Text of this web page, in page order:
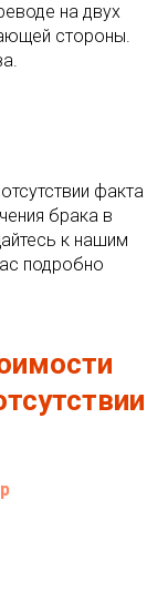
на двух
стороны.
факта
брака в
к нашим
подробно